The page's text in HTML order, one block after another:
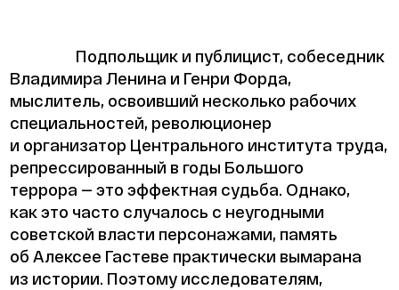
Подпольщик и публицист, собеседник
Владимира Ленина и Генри Форда,
мыслитель, освоивший несколько рабочих
специальностей, революционер
и организатор Центрального института труда,
репрессированный в годы Большого
террора — это эффектная судьба. Однако,
как это часто случалось с неугодными
советской власти персонажами, память
об Алексее Гастеве практически вымарана
из истории. Поэтому исследователям,